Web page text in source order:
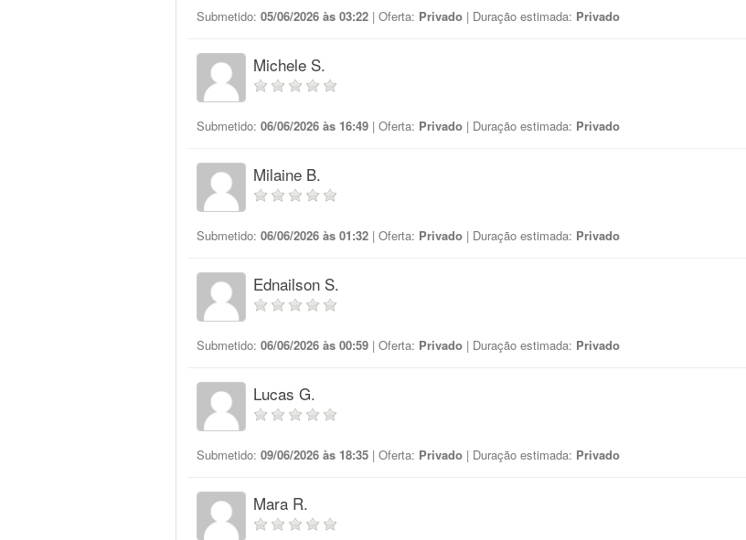
Submetido: 05/06/2026 às 03:22 | Oferta: Privado | Duração estimada: Privado
Michele S.
Submetido: 06/06/2026 às 16:49 | Oferta: Privado | Duração estimada: Privado
Milaine B.
Submetido: 06/06/2026 às 01:32 | Oferta: Privado | Duração estimada: Privado
Ednailson S.
Submetido: 06/06/2026 às 00:59 | Oferta: Privado | Duração estimada: Privado
Lucas G.
Submetido: 09/06/2026 às 18:35 | Oferta: Privado | Duração estimada: Privado
Mara R.